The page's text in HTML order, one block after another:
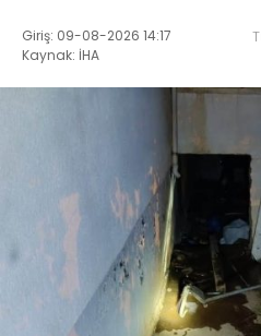
Giriş: 09-08-2026 14:17
Kaynak: İHA